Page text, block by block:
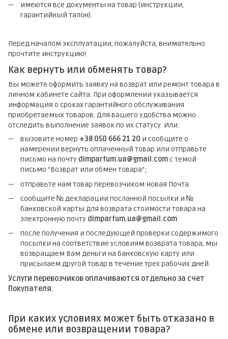
имеются все документы на товар (инструкции,
гарантийный талон).
Перед началом эксплуатации, пожалуйста, внимательно
прочтите инструкцию!
Как вернуть или обменять товар?
Вы можете оформить заявку на возврат или ремонт товара в
личном кабинете сайта. При оформлении указывается
информация о сроках гарантийного обслуживания
приобретаемых товаров. Для вашего удобства можно
отследить выполнение заявок по их статусу. Или:
вызовите номер +38 050 666 21 20 и сообщите о
намерении вернуть оплаченный товар или отправьте
письмо на почту dimparfum.ua@gmail.comс темой
письмо "Возврат или обмен товара";
отправьте нам товар перевозчиком Новая Почта.
сообщите № декларации посланной посылки и №
банковской карты для возврата стоимости товара на
электронную почту dimparfum.ua@gmail.com
после получения и последующей проверки содержимого
посылки на соответствие условиям возврата товара, мы
возвращаем Вам деньги на банковскую карту или
присылаем другой товар в течение трех рабочих дней.
Услуги перевозчиков оплачиваются отдельно за счет
Покупателя.
При каких условиях может быть отказано в
обмене или возвращении товара?